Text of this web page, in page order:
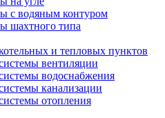
с водяным контуром
шахтного типа
и тепловых пунктов
вентиляции
водоснабжения
канализации
отопления